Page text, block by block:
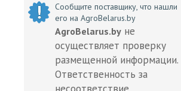
Сообщите поставщику, что нашли
его на AgroBelarus.by
AgroBelarus.by не
осуществляет проверку
размещенной информации.
Ответственность за
несоответствие